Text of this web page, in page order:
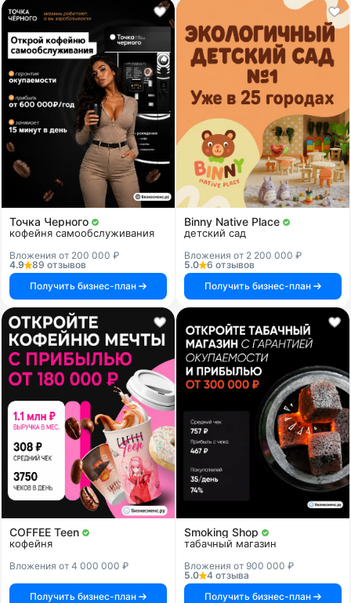
Точка Черного
кофейня самообслуживания
Вложения от 200 000 ₽
4.9
89 отзывов
Получить бизнес-план
Binny Native Place
детский сад
Вложения от 2 200 000 ₽
5.0
6 отзывов
Получить бизнес-план
COFFEE Teen
кофейня
Вложения от 4 000 000 ₽
Получить бизнес-план
Smoking Shop
табачный магазин
Вложения от 900 000 ₽
5.0
4 отзыва
Получить бизнес-план